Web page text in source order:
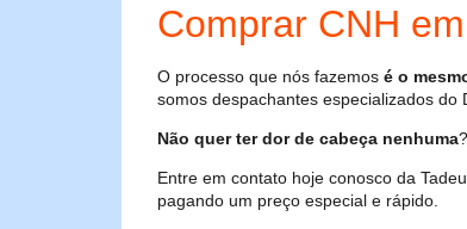
Comprar CNH
O processo que nós fazemos é o
somos despachantes especializados do
Não quer ter dor de cabeça nenhuma?
Entre em contato hoje conosco da
pagando um preço especial e rápido.